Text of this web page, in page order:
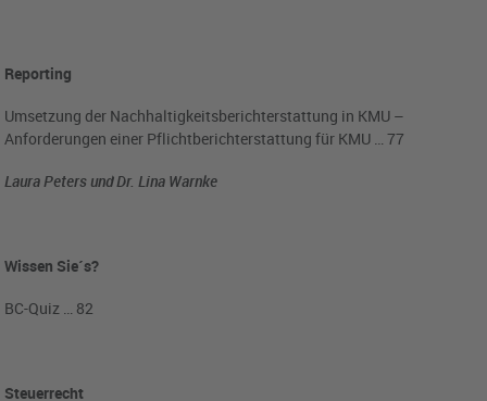
Reporting
Umsetzung der Nachhaltigkeitsberichterstattung in KMU –
Anforderungen einer Pflichtberichterstattung für KMU … 77
Laura Peters und Dr. Lina Warnke
Wissen Sie´s?
BC-Quiz … 82
Steuerrecht